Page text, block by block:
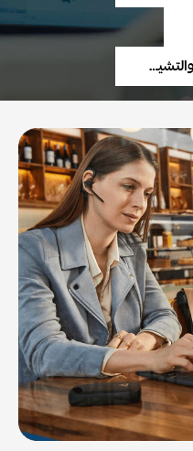
التصميم المعماري والهندسة والتشييد